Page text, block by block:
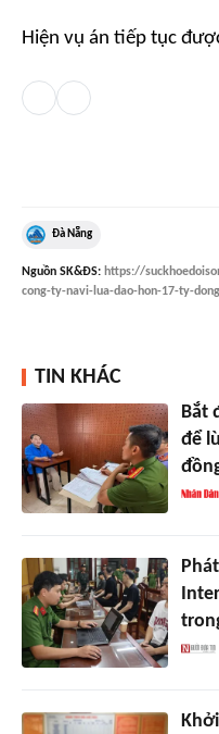
Hiện vụ án tiếp tục
Đà Nẵng
Nguồn SK&ĐS: https://
cong-ty-navi-lua-dao-hon-17-ty-
TIN KHÁC
Bắt
để